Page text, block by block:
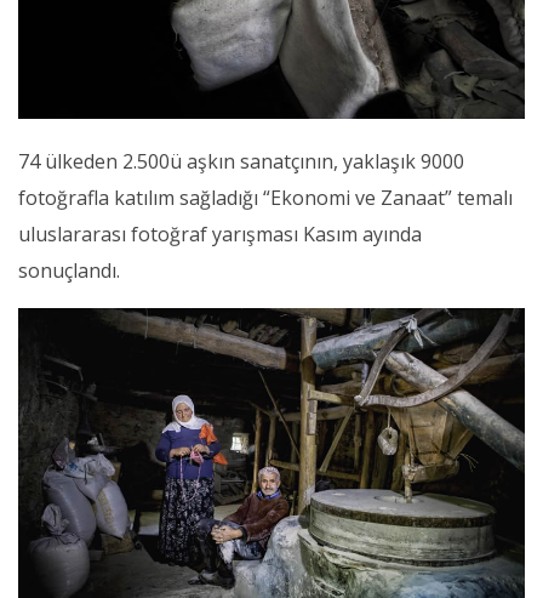
74 ülkeden 2.500ü aşkın sanatçının, yaklaşık 9000
fotoğrafla katılım sağladığı “Ekonomi ve Zanaat” temalı
uluslararası fotoğraf yarışması Kasım ayında
sonuçlandı.